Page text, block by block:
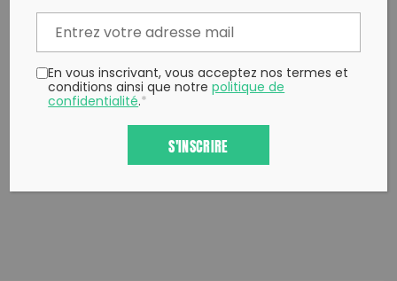
En vous inscrivant, vous acceptez nos termes et
conditions ainsi que notrepolitique de
confidentialité.*
S'INSCRIRE